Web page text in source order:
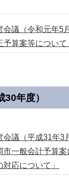
会議（令和元年5
予算案等について
年度）
会議（平成31年3
市一般会計予算
対応について」